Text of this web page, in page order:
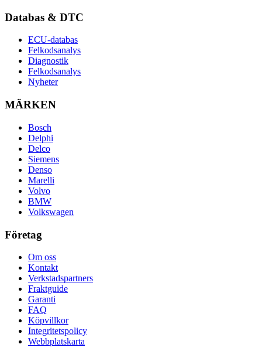
Databas & DTC
ECU-databas
Felkodsanalys
Diagnostik
Felkodsanalys
Nyheter
MÄRKEN
Bosch
Delphi
Delco
Siemens
Denso
Marelli
Volvo
BMW
Volkswagen
Företag
Om oss
Kontakt
Verkstadspartners
Fraktguide
Garanti
FAQ
Köpvillkor
Integritetspolicy
Webbplatskarta